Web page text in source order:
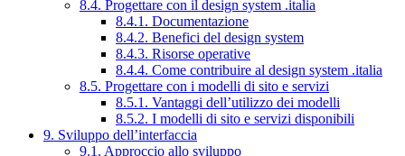
8.4. Progettare con il design system .italia
8.4.1. Documentazione
8.4.2. Benefici del design system
8.4.3. Risorse operative
8.4.4. Come contribuire al design system .italia
8.5. Progettare con i modelli di sito e servizi
8.5.1. Vantaggi dell’utilizzo dei modelli
8.5.2. I modelli di sito e servizi disponibili
9. Sviluppo dell’interfaccia
9.1. Approccio allo sviluppo